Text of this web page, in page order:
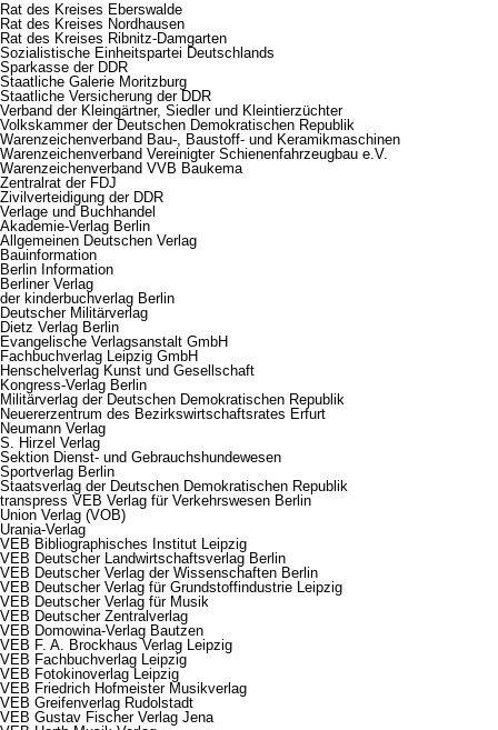
Rat des Kreises Eberswalde
Rat des Kreises Nordhausen
Rat des Kreises Ribnitz-Damgarten
Sozialistische Einheitspartei Deutschlands
Sparkasse der DDR
Staatliche Galerie Moritzburg
Staatliche Versicherung der DDR
Verband der Kleingärtner, Siedler und Kleintierzüchter
Volkskammer der Deutschen Demokratischen Republik
Warenzeichenverband Bau-, Baustoff- und Keramikmaschinen
Warenzeichenverband Vereinigter Schienenfahrzeugbau e.V.
Warenzeichenverband VVB Baukema
Zentralrat der FDJ
Zivilverteidigung der DDR
Verlage und Buchhandel
Akademie-Verlag Berlin
Allgemeinen Deutschen Verlag
Bauinformation
Berlin Information
Berliner Verlag
der kinderbuchverlag Berlin
Deutscher Militärverlag
Dietz Verlag Berlin
Evangelische Verlagsanstalt GmbH
Fachbuchverlag Leipzig GmbH
Henschelverlag Kunst und Gesellschaft
Kongress-Verlag Berlin
Militärverlag der Deutschen Demokratischen Republik
Neuererzentrum des Bezirkswirtschaftsrates Erfurt
Neumann Verlag
S. Hirzel Verlag
Sektion Dienst- und Gebrauchshundewesen
Sportverlag Berlin
Staatsverlag der Deutschen Demokratischen Republik
transpress VEB Verlag für Verkehrswesen Berlin
Union Verlag (VOB)
Urania-Verlag
VEB Bibliographisches Institut Leipzig
VEB Deutscher Landwirtschaftsverlag Berlin
VEB Deutscher Verlag der Wissenschaften Berlin
VEB Deutscher Verlag für Grundstoffindustrie Leipzig
VEB Deutscher Verlag für Musik
VEB Deutscher Zentralverlag
VEB Domowina-Verlag Bautzen
VEB F. A. Brockhaus Verlag Leipzig
VEB Fachbuchverlag Leipzig
VEB Fotokinoverlag Leipzig
VEB Friedrich Hofmeister Musikverlag
VEB Greifenverlag Rudolstadt
VEB Gustav Fischer Verlag Jena